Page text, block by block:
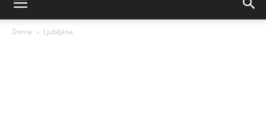
Doma Ljubljana